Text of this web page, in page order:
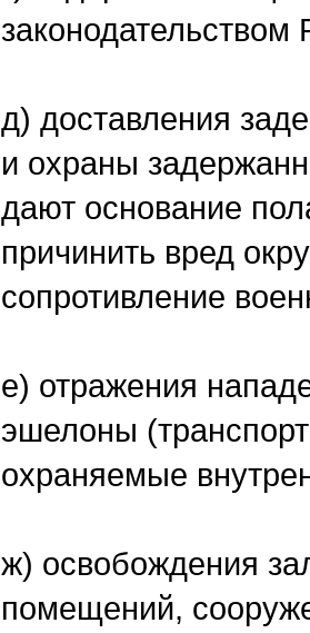
д) доставления
и охраны
дают основание
причинить вред
сопротивление
е) отражения
эшелоны
охраняемые
ж) освобождения
помещений,